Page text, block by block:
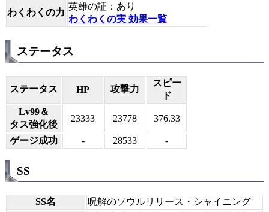
わくわくの力
英雄の証：あり
わくわくの実 効果一覧
ステータス
ステータス HP 攻撃力
スピー
ド
Lv99＆
タス強化後
23333 23778 376.33
ゲージ成功 - 28533 -
SS
SS名 呪解のソウルリリース・シャイニング